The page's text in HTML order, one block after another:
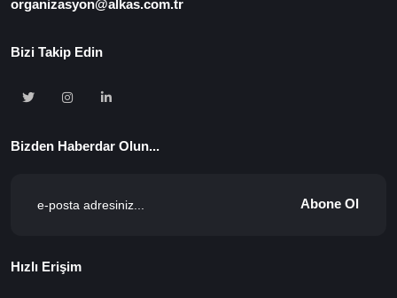
organizasyon@alkas.com.tr
Bizi Takip Edin
Bizden Haberdar Olun...
Abone Ol
Hızlı Erişim